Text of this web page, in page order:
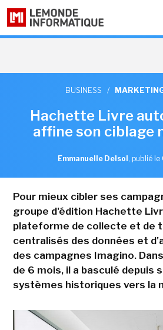
BUSINESS /
Hachette Livre
affine son ciblage
Emmanuelle Delsol , publié le
Pour mieux cibler ses
groupe d'édition Hachette
plateforme de collecte et de
centralisés des données et
des campagnes Imagino.
de 6 mois, il a basculé depuis
systèmes historiques vers la